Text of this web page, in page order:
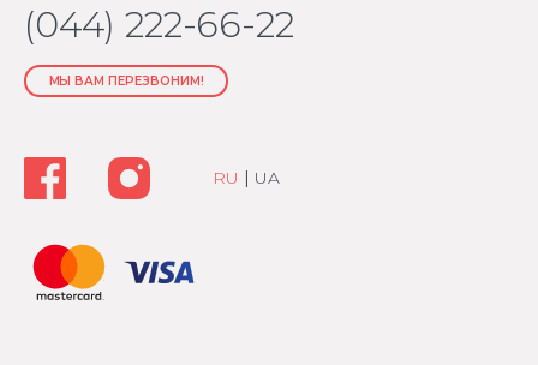
(044) 222-66-22
МЫ ВАМ ПЕРЕЗВОНИМ!
RU | UA